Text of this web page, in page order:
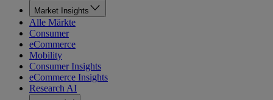
Market Insights
Alle Märkte
Consumer
eCommerce
Mobility
Consumer Insights
eCommerce Insights
Research AI